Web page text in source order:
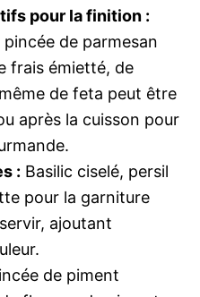
pour la finition :
pincée de parmesan
frais émietté, de
de feta peut être
après la cuisson pour
: Basilic ciselé, persil
pour la garniture
ajoutant
de piment